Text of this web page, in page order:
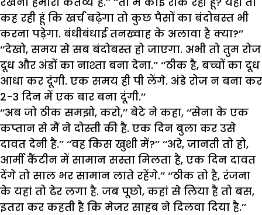
कह रही हूं कि खर्च बढ़ेगा तो कुछ पैसों का बंदोबस्त भी
करना पड़ेगा. बंधीबंधाई तनख्वाह के अलावा है क्या?’’
‘‘देखो, समय से सब बंदोबस्त हो जाएगा. अभी तो तुम रोज
दूध और अंडों का नाश्ता बना देना.’’ ‘‘ठीक है, बच्चों का दूध
आधा कर दूंगी. एक समय ही पी लेंगे. अंडे रोज न बना कर
2-3 दिन में एक बार बना दूंगी.’’
‘‘अब जो ठीक समझो, करो,’’ बेटे ने कहा, ‘‘सेना के एक
कप्तान से मैं ने दोस्ती की है. एक दिन बुला कर उसे
दावत देनी है.’’ ‘‘वह किस खुशी में?’’ ‘‘अरे, जानती तो हो,
आर्मी कैंटीन में सामान सस्ता मिलता है, एक दिन दावत
देंगे तो साल भर सामान लाते रहेंगे.’’ ‘‘ठीक तो है, रंजना
के यहां तो ढेर लगा है. जब पूछो, कहां से लिया है तो बस,
इतरा कर कहती है कि मेजर साहब ने दिलवा दिया है.’’